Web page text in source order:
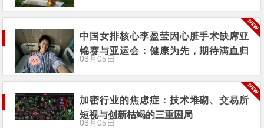
中国女排核心李盈莹因心脏手术缺席亚
锦赛与亚运会：健康为先，期待满血归
08月05日
加密行业的焦虑症：技术堆砌、交易所
短视与创新枯竭的三重困局
08月05日